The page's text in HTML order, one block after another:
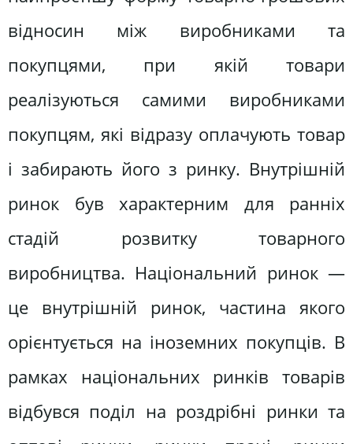
відносин між виробниками та
покупцями, при якій товари
реалізуються самими виробниками
покупцям, які відразу оплачують товар
і забирають його з ринку. Внутрішній
ринок був характерним для ранніх
стадій розвитку товарного
виробництва. Національний ринок —
це внутрішній ринок, частина якого
орієнтується на іноземних покупців. В
рамках національних ринків товарів
відбувся поділ на роздрібні ринки та